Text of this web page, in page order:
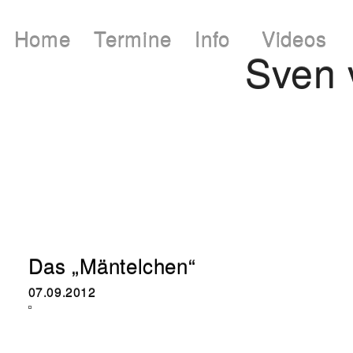
Sven
Home Termine Info Videos
Das „Mäntelchen“
07.09.2012